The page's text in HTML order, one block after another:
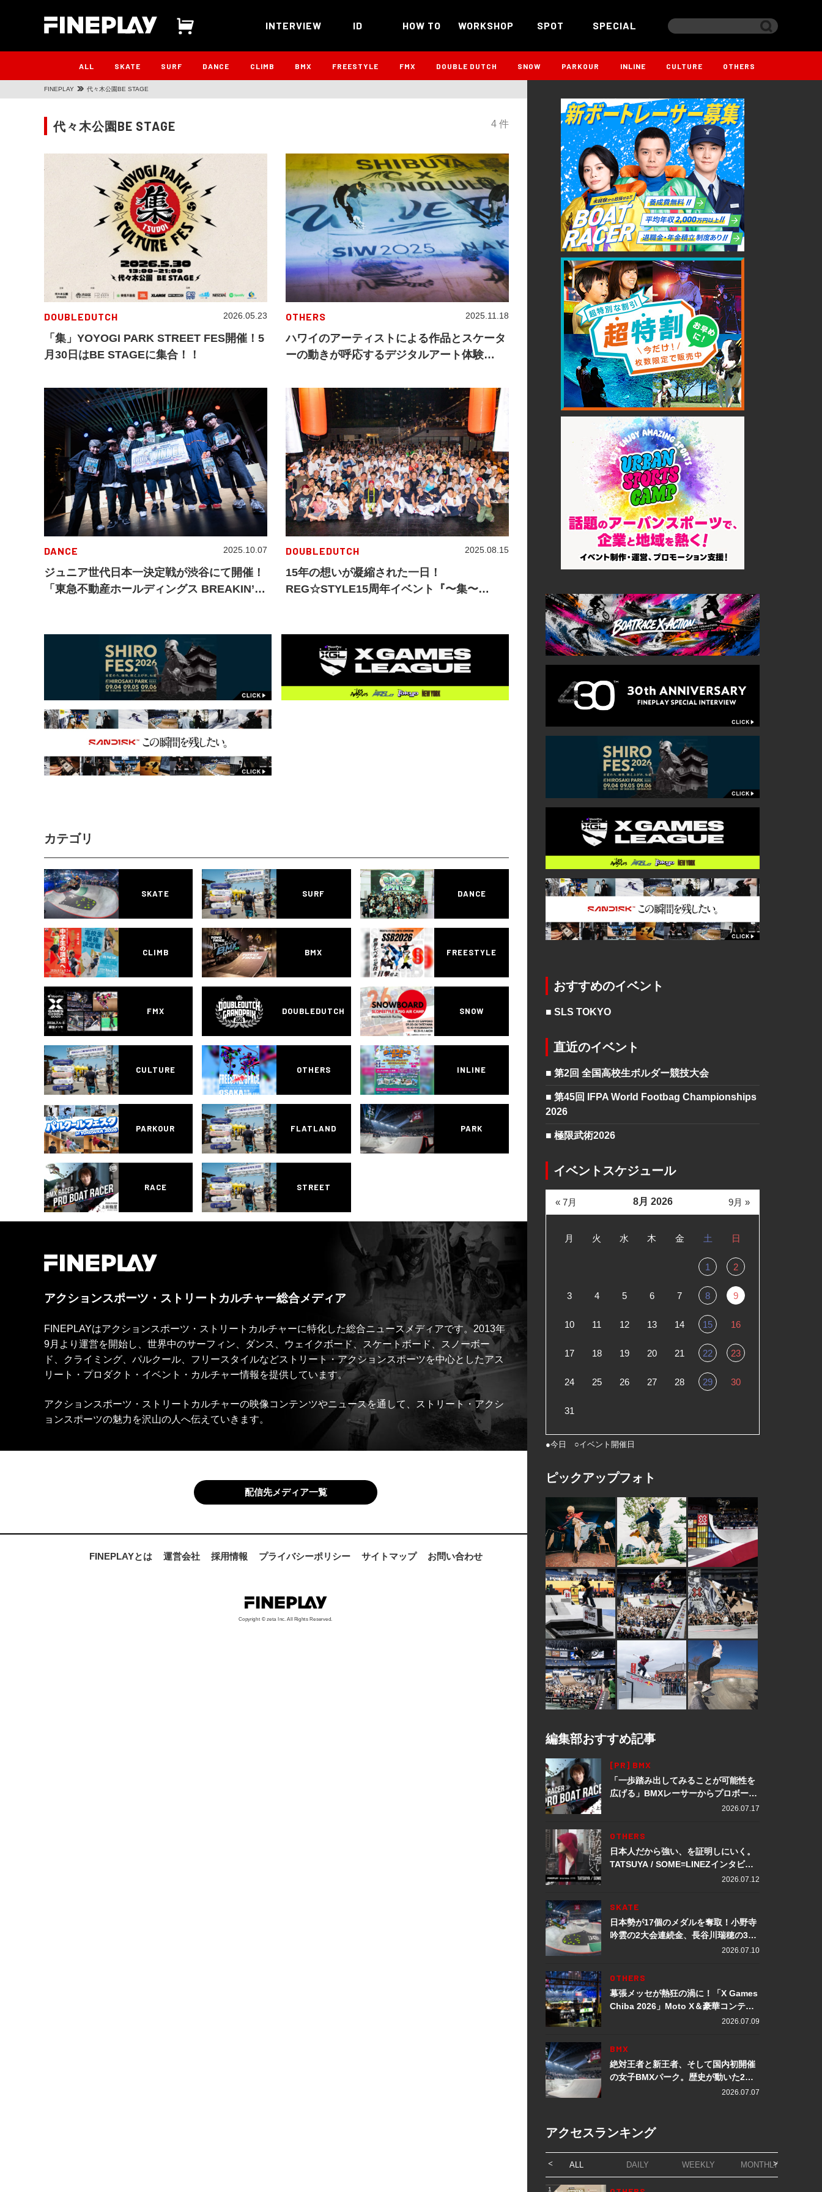
INTERVIEW ID HOW TO WORKSHOP SPOT SPECIAL
ALL SKATE SURF DANCE CLIMB BMX FREESTYLE FMX DOUBLE DUTCH SNOW PARKOUR INLINE CULTURE OTHERS
FINEPLAY 代々木公園BE STAGE
4 件
代々木公園BE STAGE
DOUBLEDUTCH
「集」YOYOGI PARK STREET FES開催！5
月30日はBE STAGEに集合！！
2026.05.23 OTHERS
ハワイのアーティストによる作品とスケータ
ーの動きが呼応するデジタルアート体験
代々木公園BE STAGEで開催
2025.11.18
DANCE
ジュニア世代日本一決定戦が渋谷にて開催！
「東急不動産ホールディングス BREAKIN’
2025.10.07 DOUBLEDUTCH
15年の想いが凝縮された一日！
REG☆STYLE15周年イベント『〜集〜
2025.08.15
カテゴリ
SKATE SURF DANCE
CLIMB BMX FREESTYLE
FMX DOUBLEDUTCH SNOW
CULTURE OTHERS INLINE
PARKOUR FLATLAND PARK
RACE STREET
アクションスポーツ・ストリートカルチャー総合メディア
FINEPLAYはアクションスポーツ・ストリートカルチャーに特化した総合ニュースメディアです。2013年
9月より運営を開始し、世界中のサーフィン、ダンス、ウェイクボード、スケートボード、スノーボー
ド、クライミング、パルクール、フリースタイルなどストリート・アクションスポーツを中心としたアス
リート・プロダクト・イベント・カルチャー情報を提供しています。
アクションスポーツ・ストリートカルチャーの映像コンテンツやニュースを通して、ストリート・アクシ
ョンスポーツの魅力を沢山の人へ伝えていきます。
配信先メディア一覧
FINEPLAYとは 運営会社 採用情報 プライバシーポリシー サイトマップ お問い合わせ
Copyright © zeta Inc. All Rights Reserved.
おすすめのイベント
■ SLS TOKYO
直近のイベント
■ 第2回 全国高校生ボルダー競技大会
■ 第45回 IFPA World Footbag Championships
2026
■ 極限武術2026
イベントスケジュール
8月 2026
月 火 水 木 金 土 日
1 2
3 4 5 6 7 8 9
10 11 12 13 14 15 16
17 18 19 20 21 22 23
24 25 26 27 28 29 30
31
« 7月 9月 »
●今日 ○イベント開催日
ピックアップフォト
編集部おすすめ記事
[PR] BMX
「一歩踏み出してみることが可能性を
広げる」BMXレーサーからプロボート
レーサーへ転身。上田龍星が体現する
2026.07.17
OTHERS
日本人だから強い、を証明しにいく。
TATSUYA / SOME≡LINEZインタビュ
2026.07.12
SKATE
日本勢が17個のメダルを奪取！小野寺
吟雲の2大会連続金、長谷川瑞穂の3メ
ダル獲得など数々の快挙をプレイバッ
2026.07.10
OTHERS
幕張メッセが熱狂の渦に！「X Games
Chiba 2026」Moto X＆豪華コンテン
2026.07.09
BMX
絶対王者と新王者、そして国内初開催
の女子BMXパーク。歴史が動いた2日
2026.07.07
アクセスランキング
ALL DAILY WEEKLY MONTHLY
1